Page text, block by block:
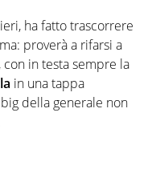
ha fatto trascorrere
proverà a rifarsi a
con in testa sempre la
in una tappa
della generale non